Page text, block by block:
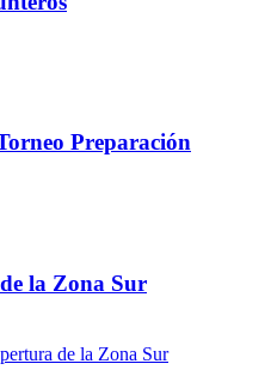
Preparación
la Zona Sur